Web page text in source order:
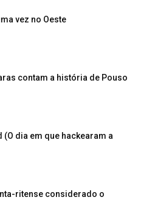
vez no Oeste
contam a história de Pouso
(O dia em que hackearam a
ritense considerado o